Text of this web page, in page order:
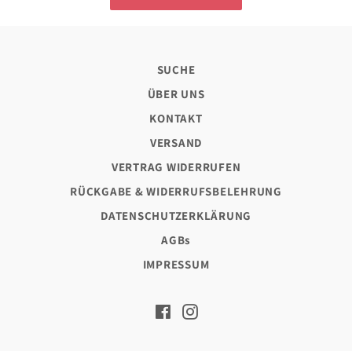
SUCHE
ÜBER UNS
KONTAKT
VERSAND
VERTRAG WIDERRUFEN
RÜCKGABE & WIDERRUFSBELEHRUNG
DATENSCHUTZERKLÄRUNG
AGBs
IMPRESSUM
FacebookInstagram